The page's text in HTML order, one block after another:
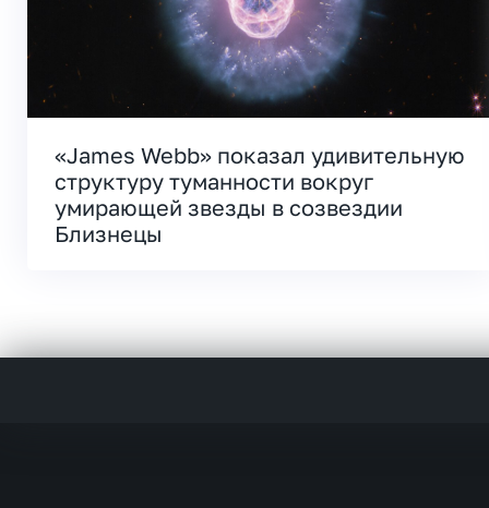
«James Webb» показал удивительную
структуру туманности вокруг
умирающей звезды в созвездии
Близнецы